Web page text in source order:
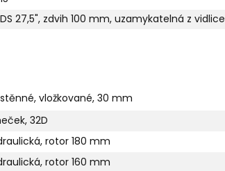
27,5", zdvih 100 mm, uzamykatelná z vidlice
vložkované, 30 mm
32D
rotor 180 mm
rotor 160 mm